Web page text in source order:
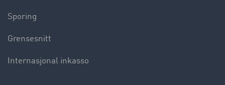
Sporing
Grensesnitt
Internasjonal inkasso